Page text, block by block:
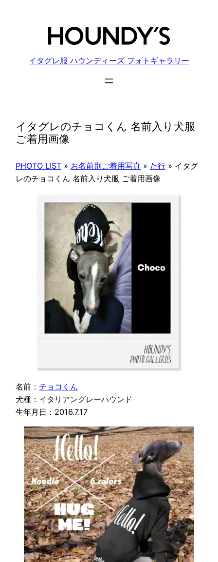
イタグレ服 ハウンディーズ フォトギャラリー
イタグレのチョコくん 名前入り犬服
ご着用画像
PHOTO LIST » お名前別ご着用写真 » た行 » イタグ
レのチョコくん 名前入り犬服 ご着用画像
名前： チョコくん
犬種：イタリアングレーハウンド
生年月日：2016.7.17